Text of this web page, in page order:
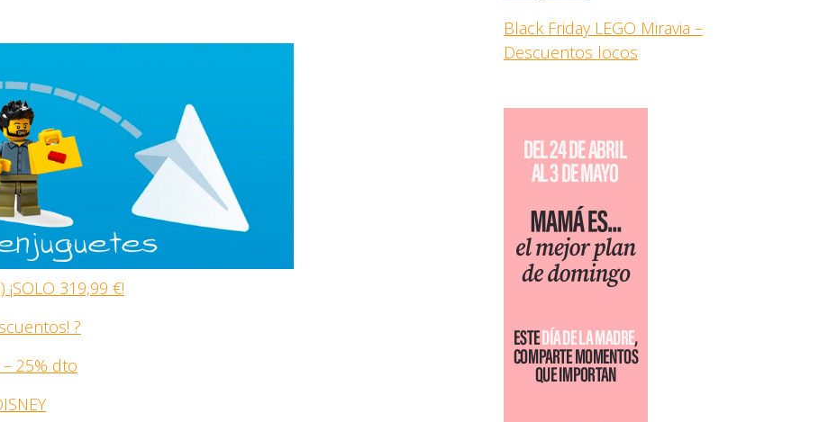
319,99 €!
?
25% dto
Black Friday LEGO Miravia –
Descuentos locos